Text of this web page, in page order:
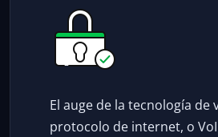
El auge de la tecnología de
protocolo de internet, o